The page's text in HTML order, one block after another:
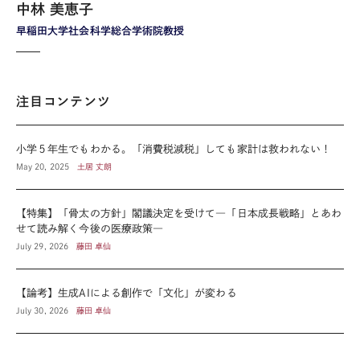
早稲田大学社会科学総合学術院教授
中林 美恵子
注目コンテンツ
小学５年生でもわかる。「消費税減税」しても家計は救われない！
May 20, 2025 土居 丈朗
【特集】「骨太の方針」閣議決定を受けて―「日本成長戦略」とあわ
せて読み解く今後の医療政策―
July 29, 2026 藤田 卓仙
【論考】生成AIによる創作で「文化」が変わる
July 30, 2026 藤田 卓仙